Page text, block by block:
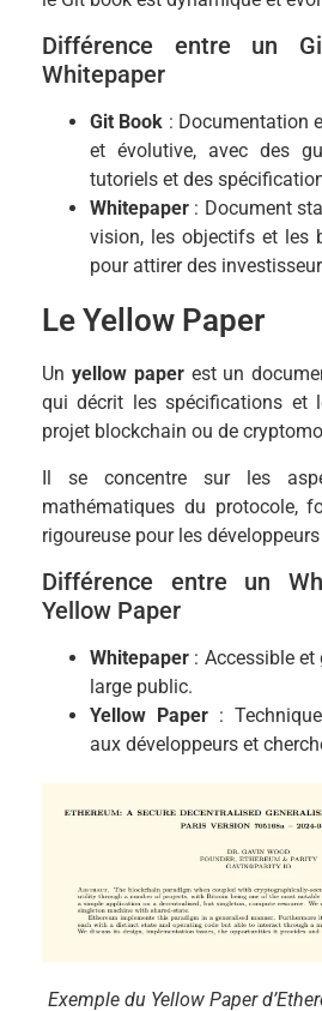
Différence entre un
Whitepaper
Git Book : Documentation
et évolutive, avec des
tutoriels et des
Whitepaper : Document
vision, les objectifs et les
pour attirer des
Le Yellow Paper
Un yellow paperest un
qui décrit les spécifications et
projet blockchain ou de
Il se concentre sur les
mathématiques du protocole,
rigoureuse pour les
Différence entre un
Yellow Paper
Whitepaper : Accessible et
large public.
Yellow Paper:
aux développeurs et
Exemple du Yellow Paper